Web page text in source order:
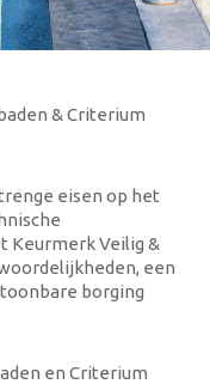
& Criterium
eisen op het
Keurmerk Veilig &
een
borging
en Criterium